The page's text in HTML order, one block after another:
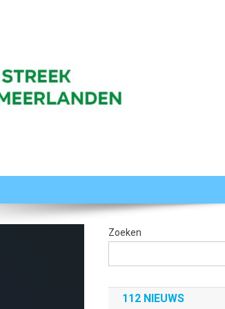
Zoeken
112 NIEUWS